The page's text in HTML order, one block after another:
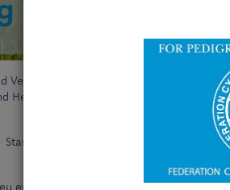
Vertragspartner,
Herren,
Start des FCI-Ausschusses für